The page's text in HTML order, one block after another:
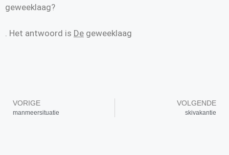
geweeklaag?
. Het antwoord is De geweeklaag
VORIGE
manmeersituatie
VOLGENDE
skivakantie